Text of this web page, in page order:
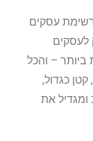
עסקים
לעסקים
– והכל
כגדול,
את